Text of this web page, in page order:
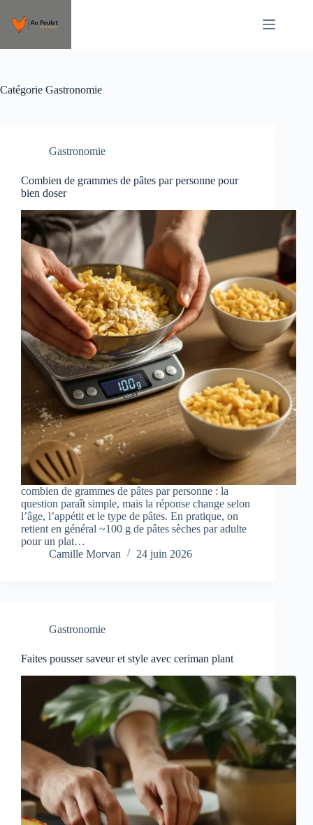
contenu
Catégorie Gastronomie
Gastronomie
Combien de grammes de pâtes par personne pour
bien doser
combien de grammes de pâtes par personne : la
question paraît simple, mais la réponse change selon
l’âge, l’appétit et le type de pâtes. En pratique, on
retient en général ~100 g de pâtes sèches par adulte
pour un plat…
Camille Morvan
24 juin 2026
Gastronomie
Faites pousser saveur et style avec ceriman plant